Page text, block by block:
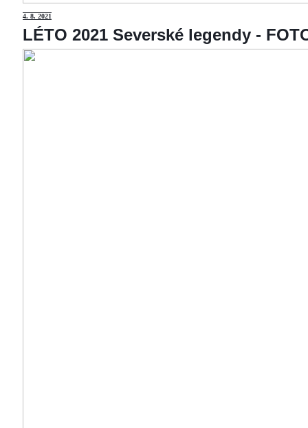
4. 8. 2021
LÉTO 2021 Severské legendy -